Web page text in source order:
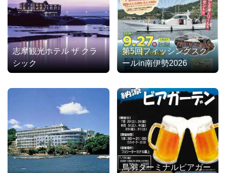
志摩観光ホテル ザ クラ
シック
第5回フィッシングスク
ールin南伊勢2026
鳥羽ターミナルビアガー